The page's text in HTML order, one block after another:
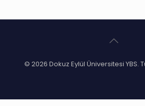
© 2026 Dokuz Eylül Üniversitesi YBS.